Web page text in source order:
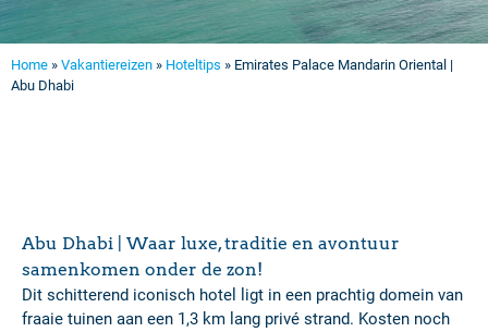
Home » Vakantiereizen » Hoteltips » Emirates Palace Mandarin Oriental |
Abu Dhabi
Abu Dhabi | Waar luxe, traditie en avontuur
samenkomen onder de zon!
Dit schitterend iconisch hotel ligt in een prachtig domein van
fraaie tuinen aan een 1,3 km lang privé strand. Kosten noch